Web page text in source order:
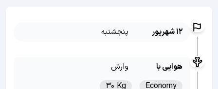
12 شهریور پنجشنبه
هوایی با
وارش
Economy
30 Kg